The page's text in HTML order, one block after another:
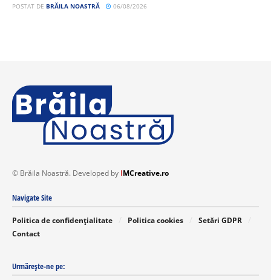
POSTAT DE BRĂILA NOASTRĂ 06/08/2026
© Brăila Noastră. Developed by IMCreative.ro
Navigate Site
Politica de confidențialitate Politica cookies
Setări GDPR
Contact
Urmărește-ne pe: